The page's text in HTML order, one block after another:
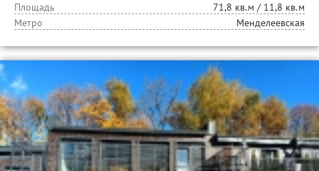
Площадь
71,8 кв.м / 11,8 кв.м
Метро
Менделеевская